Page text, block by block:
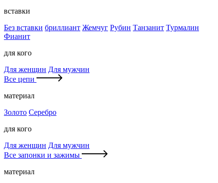
вставки
Без вставки бриллиант Жемчуг Рубин Танзанит Турмалин
Фианит
для кого
Для женщин Для мужчин
Все цепи
материал
Золото Серебро
для кого
Для женщин Для мужчин
Все запонки и зажимы
материал